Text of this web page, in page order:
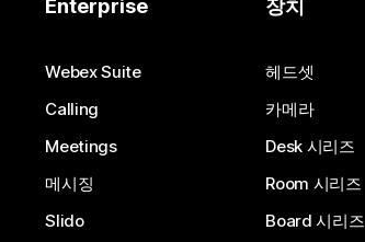
Enterprise
Webex Suite
Calling
Meetings
메시징
Slido
장치
헤드셋
카메라
Desk 시리즈
Room 시리즈
Board 시리즈